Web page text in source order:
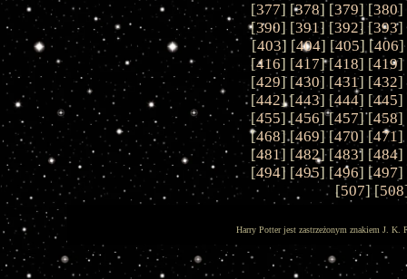
[377] [378] [379] [380]
[390] [391] [392] [393]
[403] [404] [405] [406]
[416] [417] [418] [419]
[429] [430] [431] [432]
[442] [443] [444] [445]
[455] [456] [457] [458]
[468] [469] [470] [471]
[481] [482] [483] [484]
[494] [495] [496] [497]
[507] [508
Harry Potter jest zastrzeżonym znakiem J. K.